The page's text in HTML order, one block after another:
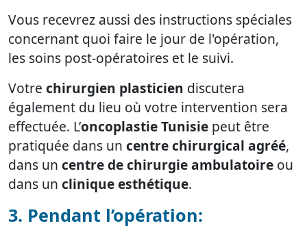
Vous recevrez aussi des instructions spéciales
concernant quoi faire le jour de l'opération,
les soins post-opératoires et le suivi.
Votre chirurgien plasticien discutera
également du lieu où votre intervention sera
effectuée. L’oncoplastie Tunisie peut être
pratiquée dans un centre chirurgical agréé,
dans un centre de chirurgie ambulatoire ou
dans un clinique esthétique.
3. Pendant l’opération: